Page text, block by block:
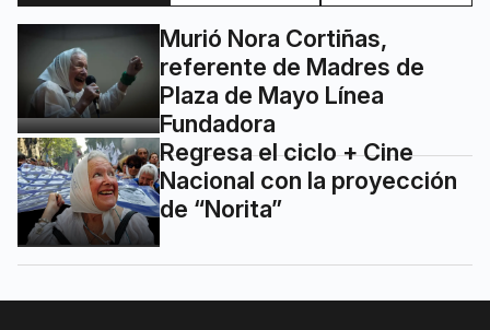
Murió Nora Cortiñas,
referente de Madres de
Plaza de Mayo Línea
Fundadora
Regresa el ciclo + Cine
Nacional con la proyección
de “Norita”